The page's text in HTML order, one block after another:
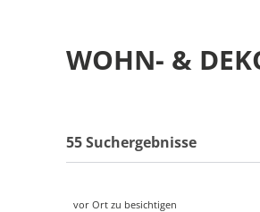
WOHN- &
55 Suchergebnisse
vor Ort zu besichtigen